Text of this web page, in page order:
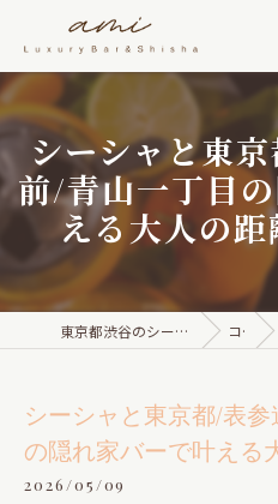
シーシャと東
前/青山一丁目
える大人の
東京都渋谷のシーシャならami Luxury Bar & Shisha コラム
シーシャと東京都/表
の隠れ家バーで叶える
2026/05/09